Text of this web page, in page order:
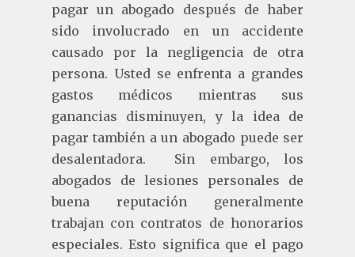
pagar un abogado después de haber
sido involucrado en un accidente
causado por la negligencia de otra
persona. Usted se enfrenta a grandes
gastos médicos mientras sus
ganancias disminuyen, y la idea de
pagar también a un abogado puede ser
desalentadora. Sin embargo, los
abogados de lesiones personales de
buena reputación generalmente
trabajan con contratos de honorarios
especiales. Esto significa que el pago